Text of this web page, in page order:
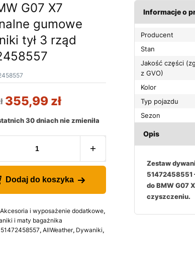
G07 X7
gumowe
tył 3 rząd
355,99 zł
30 dniach nie zmieniła
Dodaj do koszyka
Akcesoria i wyposażenie dodatkowe,
i maty bagażnika
51472458557, AllWeather, Dywaniki,
Informacje o
Producent
Stan
Jakość części
z GVO)
Kolor
Typ pojazdu
Sezon
Opis
Zestaw
51472458551
do BMW G07
czyszczeniu.